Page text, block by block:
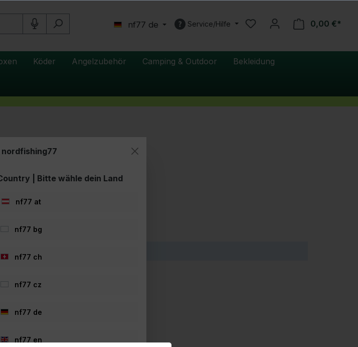
nf77 de Service/Hilfe 0,00 €*
Köder Angelzubehör Camping & Outdoor Bekleidung
| Bitte wähle dein Land
nf77 at
nf77 bg
nf77 ch
nf77 cz
nf77 de
nf77 en